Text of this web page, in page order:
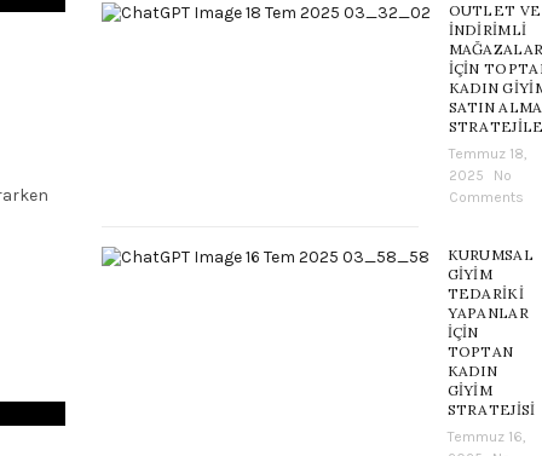
OUTLET VE
İNDIRIMLI
İÇIN
KADIN
SATIN ALMA
Temmuz 18,
2025
No
Comments
KURUMSAL
GIYIM
TEDARIKI
YAPANLAR
İÇIN
TOPTAN
KADIN
GIYIM
STRATEJISI
Temmuz 16,